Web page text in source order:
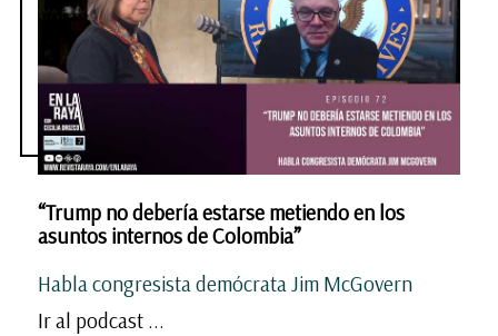
“Trump no debería estarse metiendo en los
asuntos internos de Colombia”
Habla congresista demócrata Jim McGovern
Ir al podcast ...